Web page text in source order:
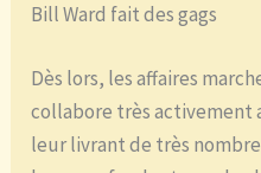
Bill Ward fait des gags
Dès lors, les affaires
collabore très activement
leur livrant de très